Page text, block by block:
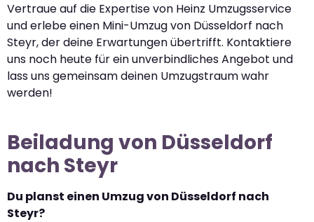
Vertraue auf die Expertise von Heinz Umzugsservice
und erlebe einen Mini-Umzug von Düsseldorf nach
Steyr, der deine Erwartungen übertrifft. Kontaktiere
uns noch heute für ein unverbindliches Angebot und
lass uns gemeinsam deinen Umzugstraum wahr
werden!
Beiladung von Düsseldorf
nach Steyr
Du planst einen Umzug von Düsseldorf nach
Steyr?